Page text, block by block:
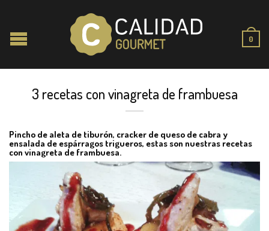
0
3 recetas con vinagreta de frambuesa
Pincho de aleta de tiburón, cracker de queso de cabra y
ensalada de espárragos trigueros, estas son nuestras recetas
con vinagreta de frambuesa.